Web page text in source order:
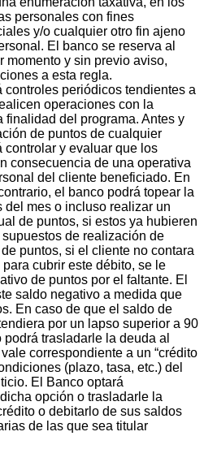
personales con fines
y/o cualquier otro fin ajeno
El banco se reserva al
momento y sin previo aviso,
a esta regla.
periódicos tendientes a
operaciones con la
finalidad del programa. Antes y
de puntos de cualquier
controlar y evaluar que los
consecuencia de una operativa
del cliente beneficiado. En
el banco podrá topear la
del mes o incluso realizar un
de puntos, si estos ya hubieren
de realización de
puntos, si el cliente no contara
cubrir este débito, se le
de puntos por el faltante. El
saldo negativo a medida que
En caso de que el saldo de
por un lapso superior a 90
trasladarle la deuda al
correspondiente a un “crédito
(plazo, tasa, etc.) del
El Banco optará
opción o trasladarle la
o debitarlo de sus saldos
de las que sea titular